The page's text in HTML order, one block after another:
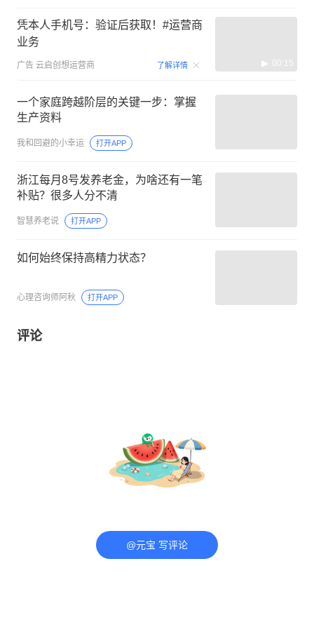
凭本人手机号：验证后获取！#运营商
业务
广告 云启创想运营商 了解详情 00:15
一个家庭跨越阶层的关键一步：掌握
生产资料
我和回避的小幸运 打开APP
浙江每月8号发养老金，为啥还有一笔
补贴？很多人分不清
智慧养老说 打开APP
如何始终保持高精力状态？
心理咨询师阿秋 打开APP
评论
@元宝 写评论